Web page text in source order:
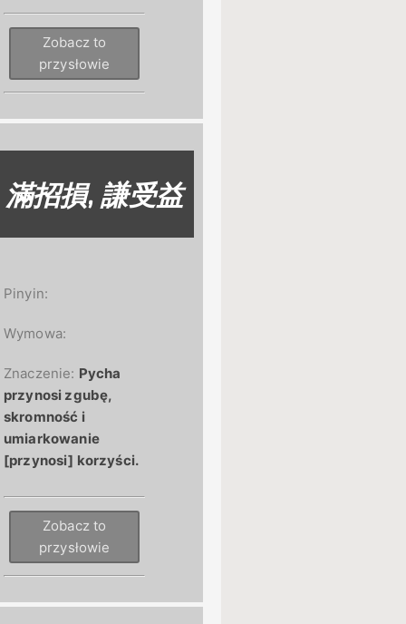
Zobacz to
przysłowie
滿招損, 謙受益
Pinyin:
Wymowa:
Znaczenie: Pycha
przynosi zgubę,
skromność i
umiarkowanie
[przynosi] korzyści.
Zobacz to
przysłowie